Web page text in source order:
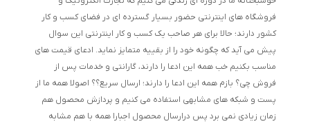
فروشگاه های اینترنتی حضور بسیار گسترده ای در فضای کسب و کار
کشور دارند؛ حالا برای هر صاحب یک کسب و کار اینترنتی این سوال
پیش می آید که چگونه خود را از بقییه متمایز نماید. ادعای قیمت های
مناسب بکنیم خب همه این ادعا را دارند، گارانتی و خدمات پس از
فروش چی؟ بازم همه این ادعا را دارند؛ ارسال سریع؟؟ اصولا همه ما از
پست و شبکه های مشابهی استفاده می کنیم و پردازش محصول هم
زمان زیادی نمی برد پس درارسال محصول اجبارا همه با هم مشابه